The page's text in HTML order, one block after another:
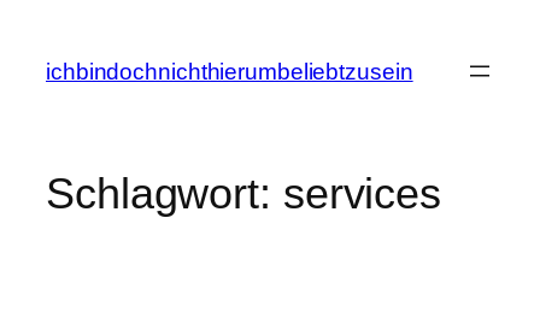
springen
ichbindochnichthierumbeliebtzusein
Schlagwort: services